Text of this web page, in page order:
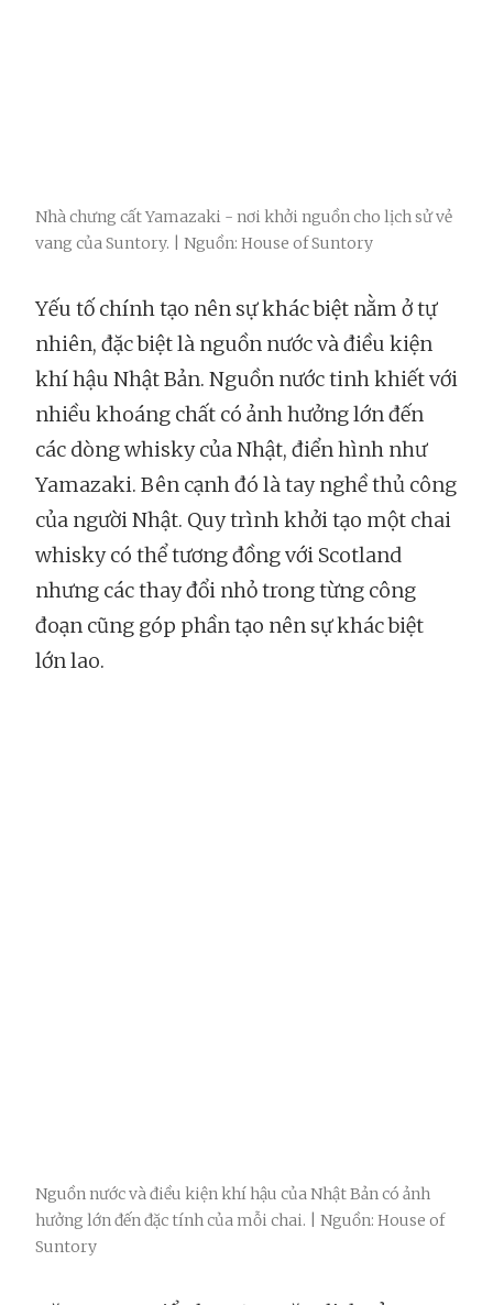
Nhà chưng cất Yamazaki - nơi khởi nguồn cho lịch sử vẻ
vang của Suntory. | Nguồn: House of Suntory
Yếu tố chính tạo nên sự khác biệt nằm ở tự
nhiên, đặc biệt là nguồn nước và điều kiện
khí hậu Nhật Bản. Nguồn nước tinh khiết với
nhiều khoáng chất có ảnh hưởng lớn đến
các dòng whisky của Nhật, điển hình như
Yamazaki. Bên cạnh đó là tay nghề thủ công
của người Nhật. Quy trình khởi tạo một chai
whisky có thể tương đồng với Scotland
nhưng các thay đổi nhỏ trong từng công
đoạn cũng góp phần tạo nên sự khác biệt
lớn lao.
Nguồn nước và điều kiện khí hậu của Nhật Bản có ảnh
hưởng lớn đến đặc tính của mỗi chai. | Nguồn: House of
Suntory